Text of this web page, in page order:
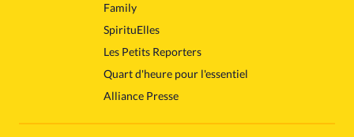
Family
SpirituElles
Les Petits Reporters
Quart d'heure pour l'essentiel
Alliance Presse